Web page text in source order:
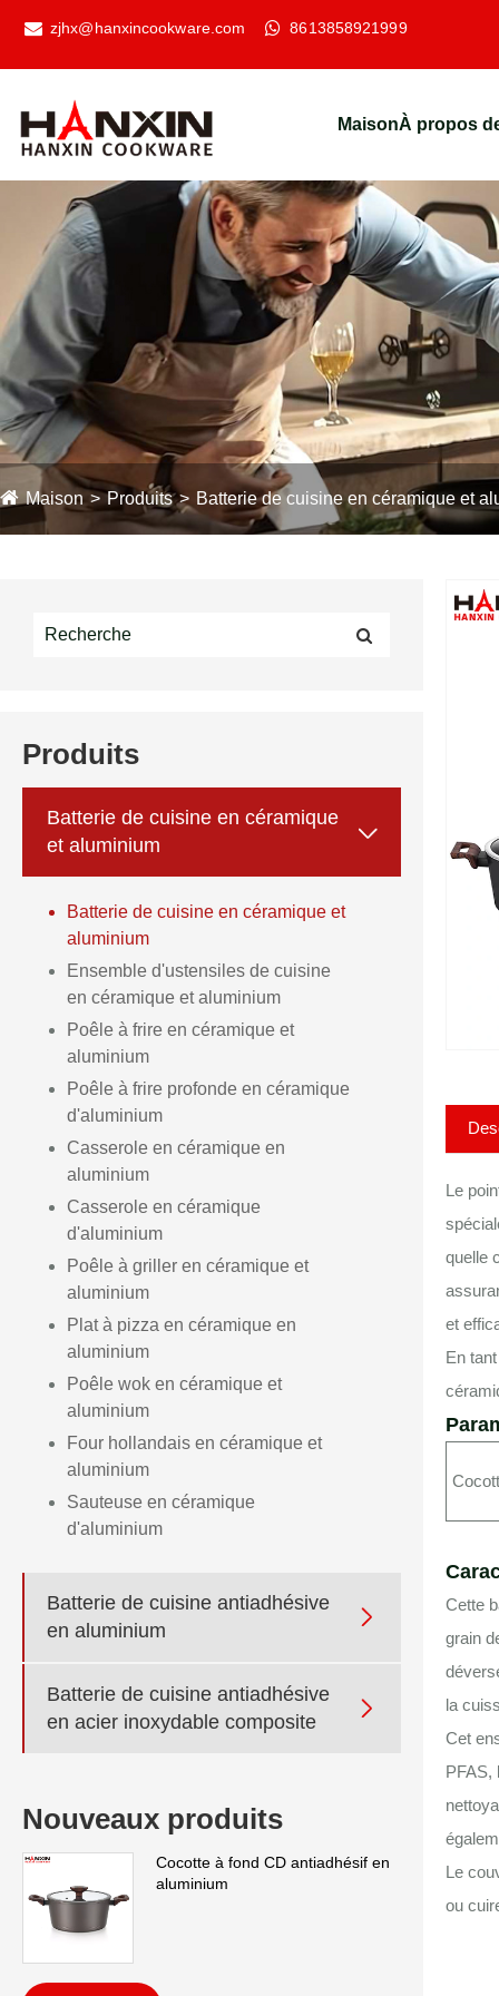
zjhx@hanxincookware.com 8613858921999
MaisonÀ propos
Maison Produits Batterie de cuisine en céramique et
Produits
Batterie de cuisine en céramique
et aluminium

Batterie de cuisine en céramique et
aluminium
Ensemble d'ustensiles de cuisine
en céramique et aluminium
Poêle à frire en céramique et
aluminium
Poêle à frire profonde en céramique
d'aluminium
Casserole en céramique en
aluminium
Casserole en céramique
d'aluminium
Poêle à griller en céramique et
aluminium
Plat à pizza en céramique en
aluminium
Poêle wok en céramique et
aluminium
Four hollandais en céramique et
aluminium
Sauteuse en céramique
d'aluminium
Batterie de cuisine antiadhésive
en aluminium

Batterie de cuisine antiadhésive
en acier inoxydable composite

Nouveaux produits
Cocotte à fond CD antiadhésif en
aluminium
Le
quelle
et
En
Cette
grain
la
Cet
PFAS,
Le
ou